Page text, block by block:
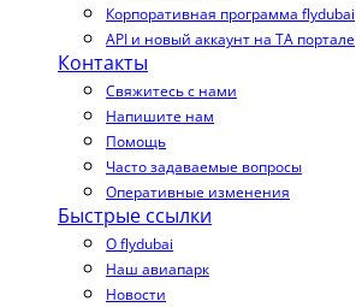
Корпоративная программа flydubai
API и новый аккаунт на TA портале
Контакты
Свяжитесь с нами
Напишите нам
Помощь
Часто задаваемые вопросы
Оперативные изменения
Быстрые ссылки
О flydubai
Наш авиапарк
Новости